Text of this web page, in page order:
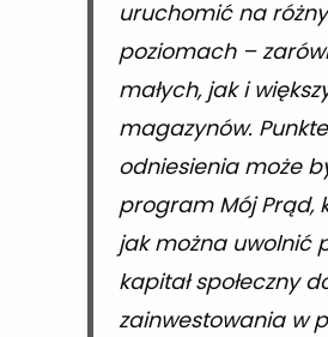
uruchomić na
poziomach –
małych, jak i
magazynów.
odniesienia może
program Mój Prąd,
jak można uwolnić
kapitał społeczny
zainwestowania w